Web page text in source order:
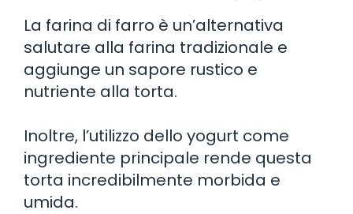
La farina di farro è un’alternativa
salutare alla farina tradizionale e
aggiunge un sapore rustico e
nutriente alla torta.
Inoltre, l’utilizzo dello yogurt come
ingrediente principale rende questa
torta incredibilmente morbida e
umida.